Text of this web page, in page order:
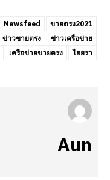
Newsfeed
ขายตรง2021
ข่าวขายตรง
ข่าวเครือข่าย
เครือข่ายขายตรง ไอยรา
Aun